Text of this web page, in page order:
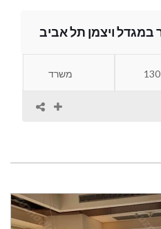
130 משרד